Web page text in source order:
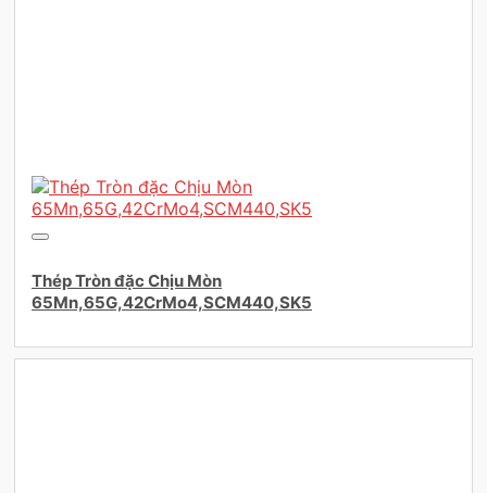
Thép Tròn đặc Chịu Mòn
65Mn,65G,42CrMo4,SCM440,SK5